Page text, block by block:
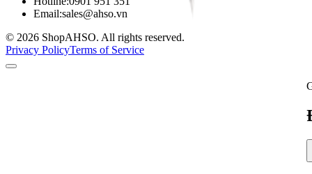
Email:sales@ahso.vn
© 2026 ShopAHSO. All rights reserved.
Privacy PolicyTerms of Service